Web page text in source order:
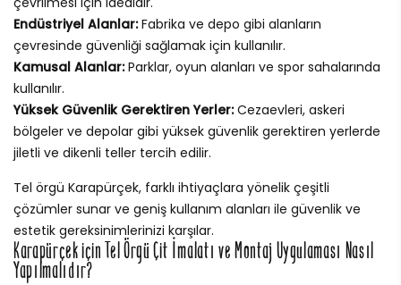
Endüstriyel Alanlar:Fabrika ve depo gibi alanların
çevresinde güvenliği sağlamak için kullanılır.
Kamusal Alanlar:Parklar, oyun alanları ve spor sahalarında
kullanılır.
Yüksek Güvenlik Gerektiren Yerler:Cezaevleri, askeri
bölgeler ve depolar gibi yüksek güvenlik gerektiren yerlerde
jiletli ve dikenli teller tercih edilir.
Tel örgü Karapürçek, farklı ihtiyaçlara yönelik çeşitli
çözümler sunar ve geniş kullanım alanları ile güvenlik ve
estetik gereksinimlerinizi karşılar.
Karapürçek için Tel Örgü Çit İmalatı ve Montaj Uygulaması Nasıl
Yapılmalıdır?